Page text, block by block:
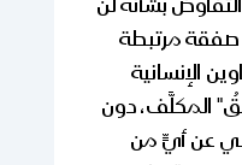
بشأنه لن
صفقة مرتبطة
الإنسانية
المكلَّف، دون
عن أيٍّ من